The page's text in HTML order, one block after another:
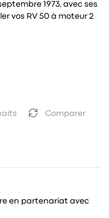
1973, avec ses
vos RV 50 à moteur 2
Comparer
en partenariat avec